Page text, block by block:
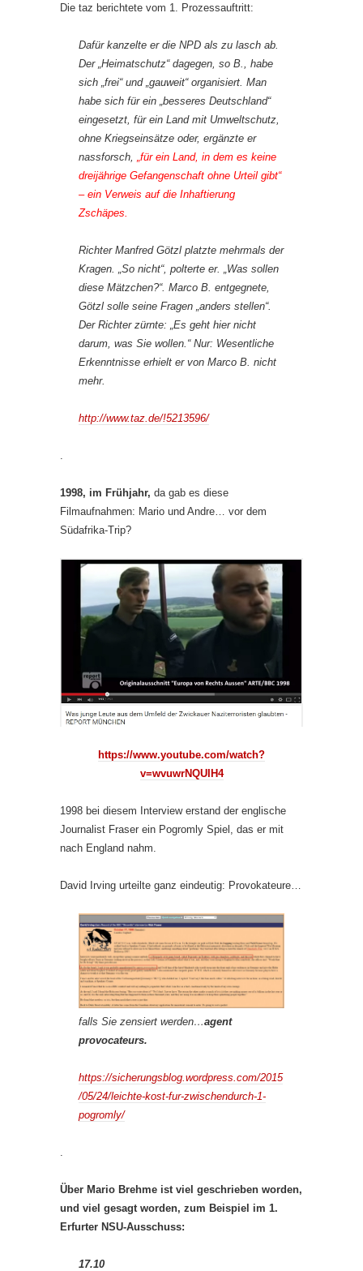
Die taz berichtete vom 1. Prozessauftritt:
Dafür kanzelte er die NPD als zu lasch ab.
Der „Heimatschutz“ dagegen, so B., habe
sich „frei“ und „gauweit“ organisiert. Man
habe sich für ein „besseres Deutschland“
eingesetzt, für ein Land mit Umweltschutz,
ohne Kriegseinsätze oder, ergänzte er
nassforsch, „für ein Land, in dem es keine
dreijährige Gefangenschaft ohne Urteil gibt“
– ein Verweis auf die Inhaftierung
Zschäpes.
Richter Manfred Götzl platzte mehrmals der
Kragen. „So nicht“, polterte er. „Was sollen
diese Mätzchen?“. Marco B. entgegnete,
Götzl solle seine Fragen „anders stellen“.
Der Richter zürnte: „Es geht hier nicht
darum, was Sie wollen.“ Nur: Wesentliche
Erkenntnisse erhielt er von Marco B. nicht
mehr.
http://www.taz.de/!5213596/
.
1998, im Frühjahr, da gab es diese
Filmaufnahmen: Mario und Andre… vor dem
Südafrika-Trip?
https://www.youtube.com/watch?
v=wvuwrNQUIH4
1998 bei diesem Interview erstand der englische
Journalist Fraser ein Pogromly Spiel, das er mit
nach England nahm.
David Irving urteilte ganz eindeutig: Provokateure…
falls Sie zensiert werden…agent
provocateurs.
https://sicherungsblog.wordpress.com/2015
/05/24/leichte-kost-fur-zwischendurch-1-
pogromly/
Über Mario Brehme ist viel geschrieben worden,
und viel gesagt worden, zum Beispiel im 1.
Erfurter NSU-Ausschuss:
17.10